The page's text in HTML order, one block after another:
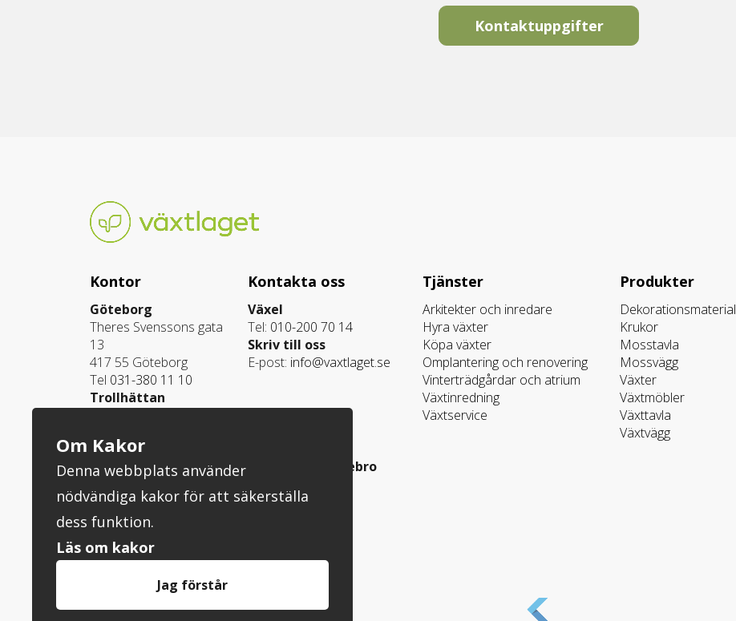
Kontaktuppgifter
Kontor
Göteborg
Theres Svenssons gata
13
417 55 Göteborg
Tel 031-380 11 10
Trollhättan
Tel0520-793 90
Skövde
Kåsatorpsvägen 15B
541 34 Skövde
Tel0500-78 00 10
Kontakta oss
Växel
Tel: 010-200 70 14
Skriv till oss
E-post: info@vaxtlaget.se
Tjänster
Arkitekter och inredare
Hyra växter
Köpa växter
Omplantering och renovering
Vinterträdgårdar och atrium
Växtinredning
Växtservice
Produkter
Dekorationsmaterial
Krukor
Mosstavla
Mossvägg
Växter
Växtmöbler
Växttavla
Växtvägg
Karlstad och Örebro
Om Kakor
Denna webbplats använder
nödvändiga kakor för att säkerställa
dess funktion.
Läs om kakor
Jag förstår